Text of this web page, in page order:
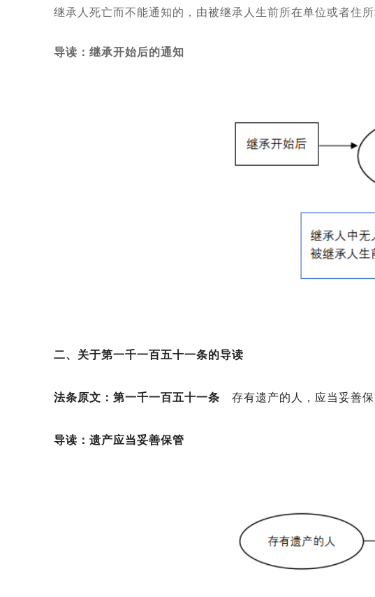
继承人死亡而不能通知的，由被继承人生前所在单位或者住
导读：继承开始后的通知
二、关于第一千一百五十一条的导读
法条原文：第一千一百五十一条存有遗产的人，应当妥善
导读：遗产应当妥善保管